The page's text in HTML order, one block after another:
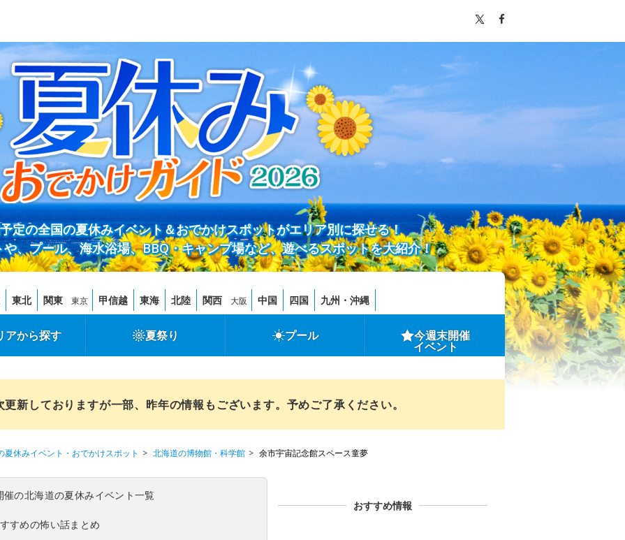
定の全国の夏休みイベント＆おでかけスポットがエリア別に探せる！
、プール、海水浴場、BBQ・キャンプ場など、遊べるスポットを大紹介！
東北 関東 東京 甲信越 東海 北陸 関西 大阪 中国 四国 九州・沖縄
アから探す 夏祭り プール 今週末開催
イベント
新しておりますが一部、昨年の情報もございます。予めご了承ください。
夏休みイベント・おでかけスポット 北海道の博物館・科学館 余市宇宙記念館スペース童夢
の北海道の夏休みイベント一覧
すめの怖い話まとめ
おすすめ情報